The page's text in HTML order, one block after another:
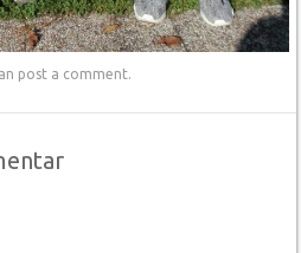
post a comment.